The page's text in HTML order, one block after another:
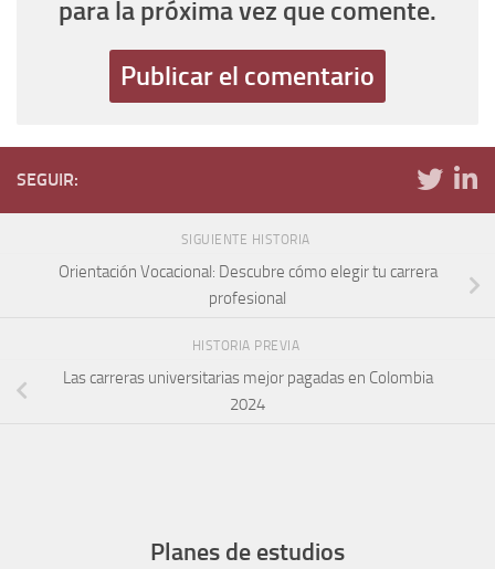
para la próxima vez que comente.
SEGUIR:
SIGUIENTE HISTORIA
Orientación Vocacional: Descubre cómo elegir tu carrera
profesional
HISTORIA PREVIA
Las carreras universitarias mejor pagadas en Colombia
2024
Planes de estudios